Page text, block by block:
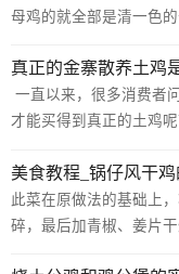
步错”散养土鸡的基础在
流通协...
母鸡的就全部是清一色
场，需要用种蛋孵化的
配一只公鸡。太多也不
了受精率不达标，种蛋
是养殖土母鸡的，之前
鸡没有，也没觉得有什
真正的金寨散养土鸡
一直以来，很多消费者
才能买得到真正的土鸡
师！养土鸡赚钱吗？”“
的鸡到底该如何销售呢
也写过一些文章来解答
美食教程_锅仔风干
此菜在原做法的基础上
碎，最后加青椒、姜片